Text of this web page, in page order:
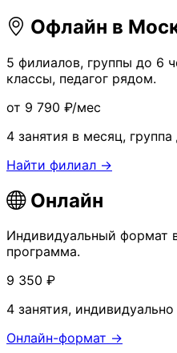
Офлайн в
5 филиалов, группы до 6
классы, педагог рядом.
от 9 790 ₽/мес
4 занятия в месяц,
Найти филиал →
Онлайн
Индивидуальный формат
программа.
9 350 ₽
4 занятия, индивидуально
Онлайн-формат →